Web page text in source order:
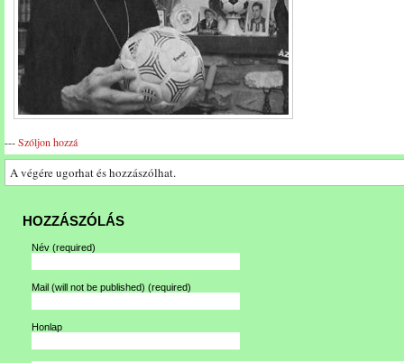
---Szóljon hozzá
A végére ugorhat és hozzászólhat.
HOZZÁSZÓLÁS
Név (required)
Mail (will not be published) (required)
Honlap